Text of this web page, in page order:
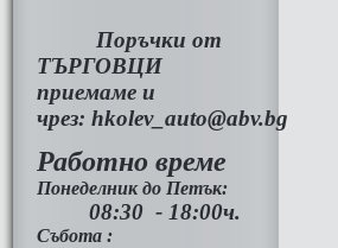
Поръчки от
ТЪРГОВЦИ
приемаме и
чрез: hkolev_auto@abv.bg
Работно време
Понеделник до Петък:
08:30 - 18:00ч.
Събота :